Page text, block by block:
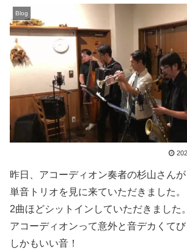
Blog
昨日、アコーディオン奏者の杉山さんが
単音トリオを見に来ていただきました。
2曲ほどシットインしていただきました。
アコーディオンって意外と音デカくてび
しかもいい音！